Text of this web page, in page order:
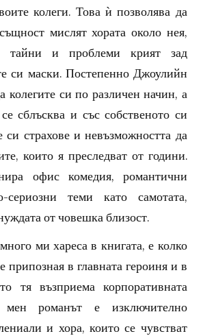
колеги. Това ѝ позволява да
мислят хората около нея,
тайни и проблеми крият зад
си маски. Постепенно Джоулийн
колегите си по различен начин, а
сблъсква и със собственото си
си страхове и невъзможността да
които я преследват от години.
офис комедия, романтични
теми като самотата,
от човешка близост.
ми хареса в книгата, е колко
припозная в главната героиня и в
тя възприема корпоративната
мен романът е изключително
и хора, които се чувстват